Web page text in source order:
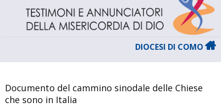
DIOCESI DI COMO
Documento del cammino sinodale delle Chiese
che sono in Italia